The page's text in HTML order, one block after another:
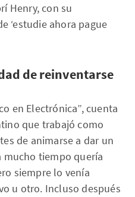
Henry, con su
‘estudie ahora pague
de reinventarse
en Electrónica”, cuenta
que trabajó como
de animarse a dar un
mucho tiempo quería
siempre lo venía
u otro. Incluso después